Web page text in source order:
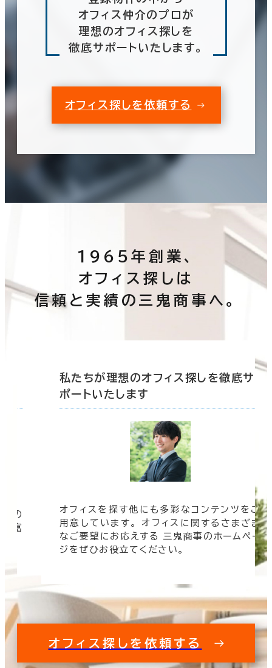
オフィス仲介のプロが
理想のオフィス探しを
徹底サポートいたします。
オフィス探しを依頼する
1965年創業、
オフィス探しは
信頼と実績の三鬼商事へ。
の
豊富
私たちが理想のオフィス探しを徹底サ
ポートいたします
オフィスを探す他にも多彩なコンテンツをご
用意しています。 オフィスに関するさまざま
なご要望にお応えする 三鬼商事のホームペー
ジをぜひお役立てください。
オフィス探しを依頼する